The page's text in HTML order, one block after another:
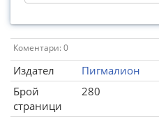
Коментари: 0
Издател
Пигмалион
Брой
страници
280